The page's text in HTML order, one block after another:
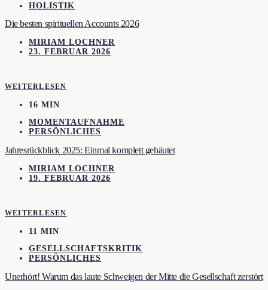
HOLISTIK
Die besten spirituellen Accounts 2026
MIRIAM LOCHNER
23. FEBRUAR 2026
WEITERLESEN
16 MIN
MOMENTAUFNAHME
PERSÖNLICHES
Jahresrückblick 2025: Einmal komplett gehäutet
MIRIAM LOCHNER
19. FEBRUAR 2026
WEITERLESEN
11 MIN
GESELLSCHAFTSKRITIK
PERSÖNLICHES
Unerhört! Warum das laute Schweigen der Mitte die Gesellschaft zerstört